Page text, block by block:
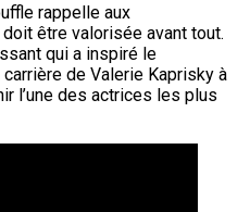
rappelle aux
être valorisée avant tout.
qui a inspiré le
de Valerie Kaprisky à
l’une des actrices les plus